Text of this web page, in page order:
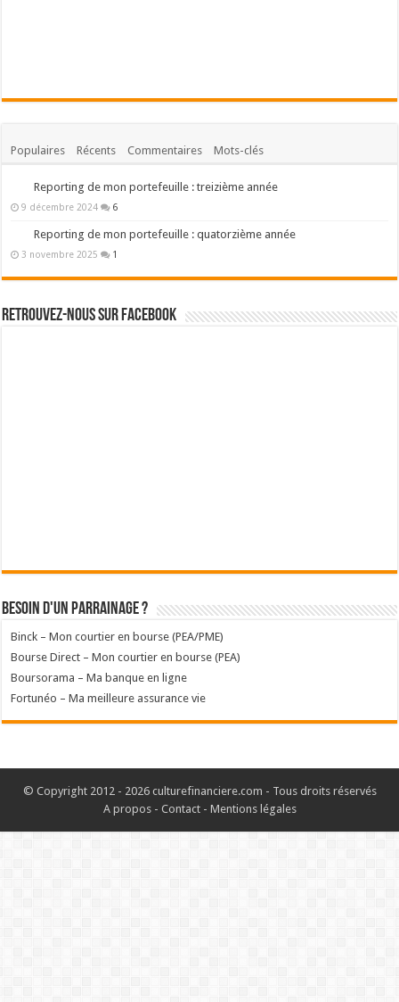
Populaires Récents Commentaires Mots-clés
Reporting de mon portefeuille : treizième année
9 décembre 2024 6
Reporting de mon portefeuille : quatorzième année
3 novembre 2025 1
Retrouvez-nous sur Facebook
Besoin d'un parrainage ?
Binck – Mon courtier en bourse (PEA/PME)
Bourse Direct – Mon courtier en bourse (PEA)
Boursorama – Ma banque en ligne
Fortunéo – Ma meilleure assurance vie
© Copyright 2012 - 2026 culturefinanciere.com - Tous droits réservés
A propos- Contact- Mentions légales